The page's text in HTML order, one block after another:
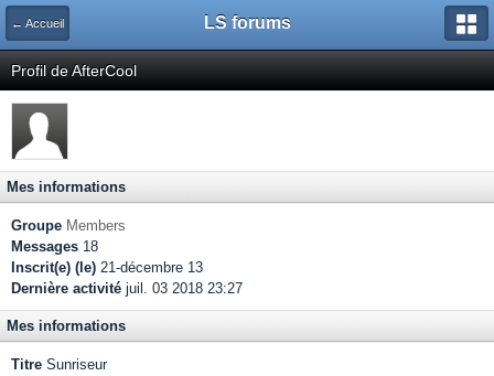
← Accueil LS forums
Profil de AfterCool
Mes informations
Groupe Members
Messages 18
Inscrit(e) (le) 21-décembre 13
Dernière activité juil. 03 2018 23:27
Mes informations
Titre Sunriseur